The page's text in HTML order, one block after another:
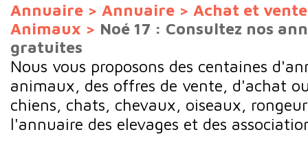
Annuaire > Annuaire > Achat et
Animaux > Noé 17 : Consultez nos
gratuites
Nous vous proposons des centaines
animaux, des offres de vente, d'achat
chiens, chats, chevaux, oiseaux,
l'annuaire des elevages et des